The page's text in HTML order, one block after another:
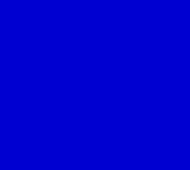
Rebobinamento de
bomba de incêndio